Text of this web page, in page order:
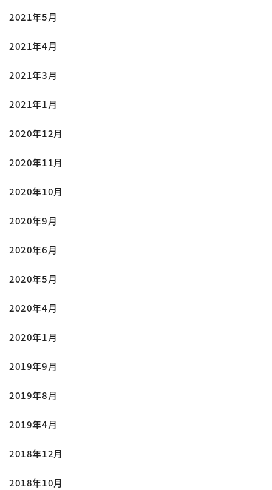
2021年5月
2021年4月
2021年3月
2021年1月
2020年12月
2020年11月
2020年10月
2020年9月
2020年6月
2020年5月
2020年4月
2020年1月
2019年9月
2019年8月
2019年4月
2018年12月
2018年10月